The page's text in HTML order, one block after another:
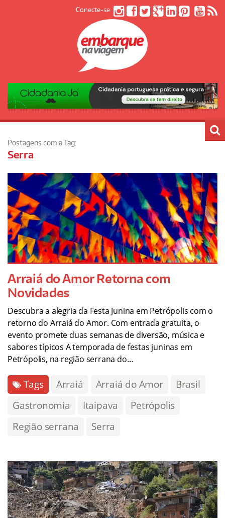
Conecte-se
Postagens com a Tag:
Serra
Arraiá do Amor Retorna com
Novidades
Descubra a alegria da Festa Junina em Petrópolis com o
retorno do Arraiá do Amor. Com entrada gratuita, o
evento promete duas semanas de diversão, música e
sabores típicos A temporada de festas juninas em
Petrópolis, na região serrana do…
Tags Arraiá Arraiá do Amor
Brasil
Gastronomia
Itaipava
Petrópolis
Região serrana
Serra